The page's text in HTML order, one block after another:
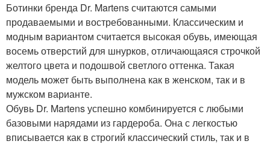
Ботинки бренда Dr. Martens считаются самыми
продаваемыми и востребованными. Классическим и
модным вариантом считается высокая обувь, имеющая
восемь отверстий для шнурков, отличающаяся строчкой
желтого цвета и подошвой светлого оттенка. Такая
модель может быть выполнена как в женском, так и в
мужском варианте.
Обувь Dr. Martens успешно комбинируется с любыми
базовыми нарядами из гардероба. Она с легкостью
вписывается как в строгий классический стиль, так и в